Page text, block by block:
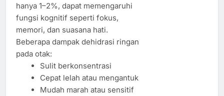
hanya 1–2%, dapat memengaruhi
fungsi kognitif seperti fokus,
memori, dan suasana hati.
Beberapa dampak dehidrasi ringan
pada otak:
Sulit berkonsentrasi
Cepat lelah atau mengantuk
Mudah marah atau sensitif